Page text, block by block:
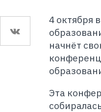
4 октября
начнёт
Эта